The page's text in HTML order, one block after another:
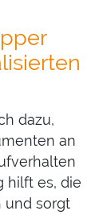
dazu,
an
hilft es, die
und sorgt